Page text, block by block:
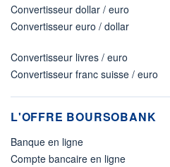
Convertisseur dollar / euro
Convertisseur euro / dollar
Convertisseur livres / euro
Convertisseur franc suisse / euro
L'OFFRE BOURSOBANK
Banque en ligne
Compte bancaire en ligne